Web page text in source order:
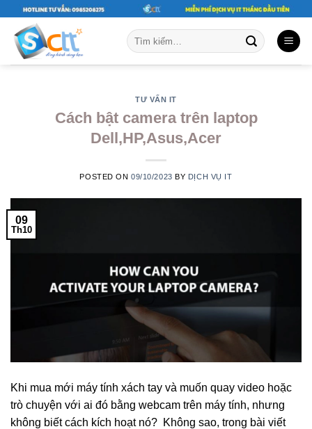
content
Tìm
kiếm:
TƯ VẤN IT
Cách bật camera trên laptop
Dell,HP,Asus,Acer
POSTED ON09/10/2023 BY DỊCH VỤ IT
09
Th10
Khi mua mới máy tính xách tay và muốn quay video hoặc
trò chuyện với ai đó bằng webcam trên máy tính, nhưng
không biết cách kích hoạt nó? Không sao, trong bài viết